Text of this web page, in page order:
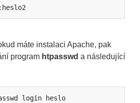
máte instalaci Apache, pak
program htpasswd a následující
login heslo